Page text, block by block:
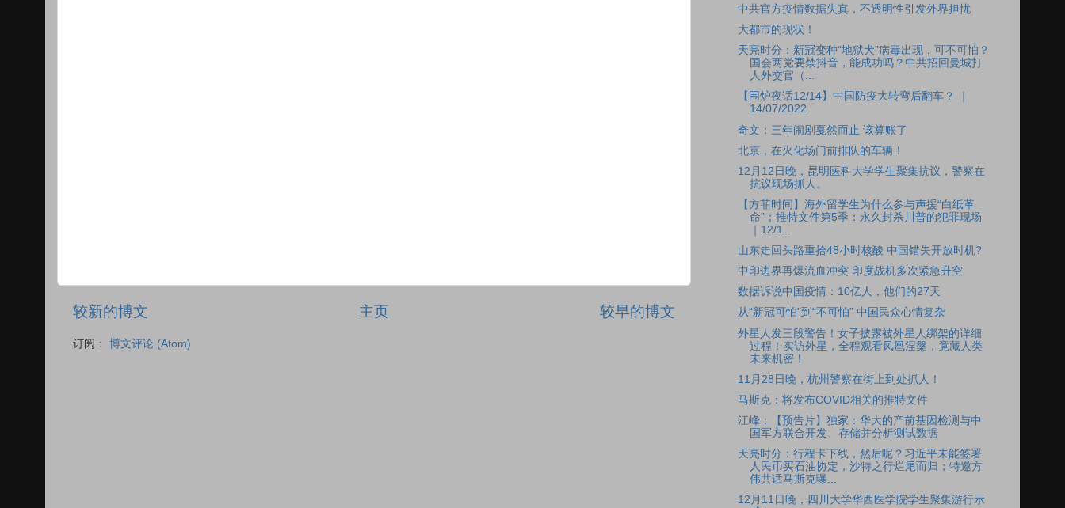
较新的博文 较早的博文
主页
订阅： 博文评论 (Atom)
中共官方疫情数据失真，不透明性引发外界担忧
大都市的现状！
天亮时分：新冠变种“地狱犬”病毒出现，可不可怕？
国会两党要禁抖音，能成功吗？中共招回曼城打
人外交官（...
【围炉夜话12/14】中国防疫大转弯后翻车？ ｜
14/07/2022
奇文：三年闹剧戛然而止 该算账了
北京，在火化场门前排队的车辆！
12月12日晚，昆明医科大学学生聚集抗议，警察在
抗议现场抓人。
【方菲时间】海外留学生为什么参与声援“白纸革
命”；推特文件第5季：永久封杀川普的犯罪现场
｜12/1...
山东走回头路重拾48小时核酸 中国错失开放时机?
中印边界再爆流血冲突 印度战机多次紧急升空
数据诉说中国疫情：10亿人，他们的27天
从“新冠可怕”到“不可怕” 中国民众心情复杂
外星人发三段警告！女子披露被外星人绑架的详细
过程！实访外星，全程观看凤凰涅槃，竟藏人类
未来机密！
11月28日晚，杭州警察在街上到处抓人！
马斯克：将发布COVID相关的推特文件
江峰：【预告片】独家：华大的产前基因检测与中
国军方联合开发、存储并分析测试数据
天亮时分：行程卡下线，然后呢？习近平未能签署
人民币买石油协定，沙特之行烂尾而归；特邀方
伟共话马斯克曝...
12月11日晚，四川大学华西医学院学生聚集游行示